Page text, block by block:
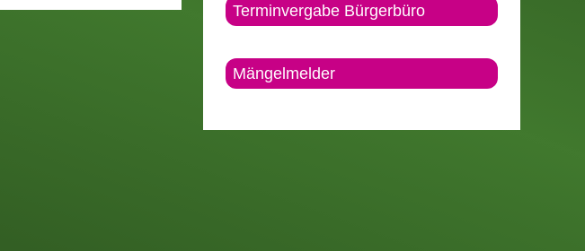
Terminvergabe Bürgerbüro
Mängelmelder